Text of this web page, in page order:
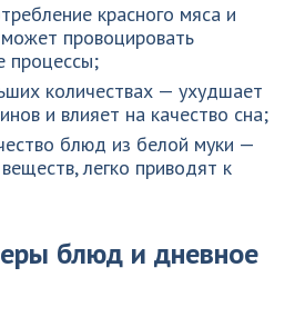
красного мяса и
провоцировать
процессы;
количествах — ухудшает
и влияет на качество сна;
блюд из белой муки —
легко приводят к
блюд и дневное